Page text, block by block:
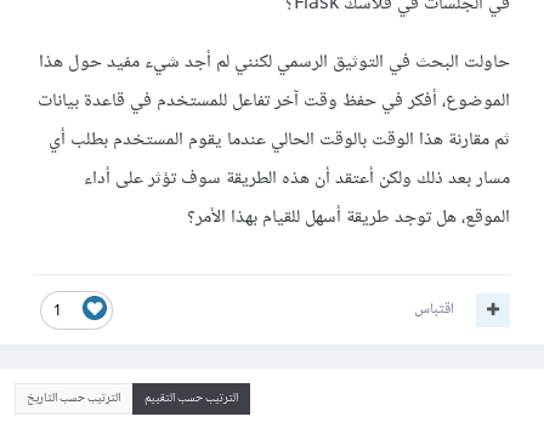
حاولت البحث في التوثيق الرسمي لكنني لم أجد شيء مفيد حول هذا
الموضوع، أفكر في حفظ وقت آخر تفاعل للمستخدم في قاعدة بيانات
ثم مقارنة هذا الوقت بالوقت الحالي عندما يقوم المستخدم بطلب أي
مسار بعد ذلك ولكن أعتقد أن هذه الطريقة سوف تؤثر على أداء
الموقع، هل توجد طريقة أسهل للقيام بهذا الأمر؟
1 اقتباس
الترتيب حسب التقييم الترتيب حسب التاريخ